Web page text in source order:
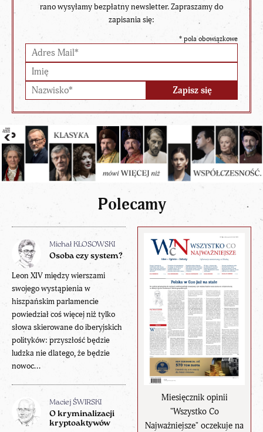
rano wysyłamy bezpłatny newsletter. Zapraszamy do
zapisania się:
* pola obowiązkowe
Polecamy
Miesięcznik opinii
"Wszystko Co
Najważniejsze" oczekuje na
Michał KŁOSOWSKI
Osoba czy system?
Leon XIV między wierszami
swojego wystąpienia w
hiszpańskim parlamencie
powiedział coś więcej niż tylko
słowa skierowane do iberyjskich
polityków: przyszłość będzie
ludzka nie dlatego, że będzie
nowoc...
Maciej ŚWIRSKI
O kryminalizacji
kryptoaktywów